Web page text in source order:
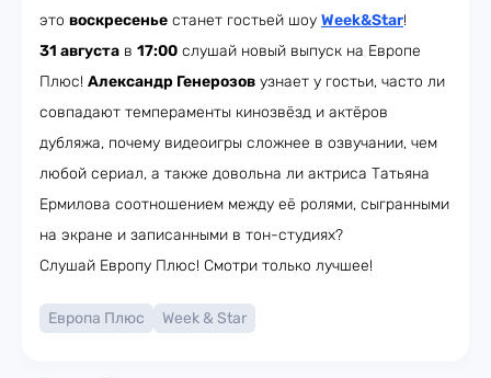
это воскресенье станет гостьей шоу Week&Star!
31 августа в 17:00 слушай новый выпуск на Европе
Плюс! Александр Генерозов узнает у гостьи, часто ли
совпадают темпераменты кинозвёзд и актёров
дубляжа, почему видеоигры сложнее в озвучании, чем
любой сериал, а также довольна ли актриса Татьяна
Ермилова соотношением между её ролями, сыгранными
на экране и записанными в тон-студиях?
Слушай Европу Плюс! Смотри только лучшее!
Европа Плюс Week & Star